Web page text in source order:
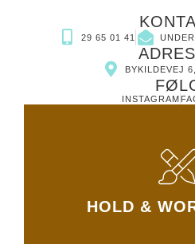
29 65 01 41
BYKILDEVEJ
INSTAGRAM
HOLD &